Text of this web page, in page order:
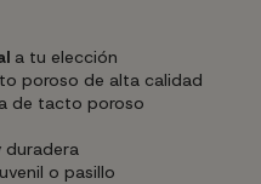
a tu elección
poroso de alta calidad
de tacto poroso
duradera
o pasillo